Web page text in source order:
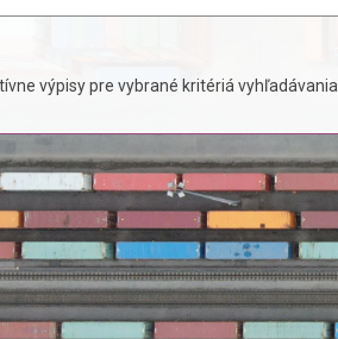
výpisy pre vybrané kritériá vyhľadávania.